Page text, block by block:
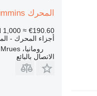
المحرك Cummins ج – 70 لـ لودر حفار
1,000 ≈ €190.60
أجزاء المحرك -
رومانيا، Targu Mrues
الاتصال بالبائع